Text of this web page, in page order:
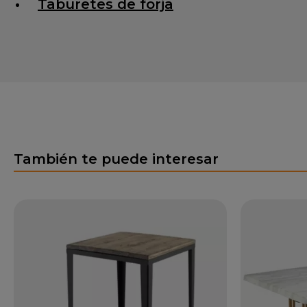
Taburetes de forja
También te puede interesar